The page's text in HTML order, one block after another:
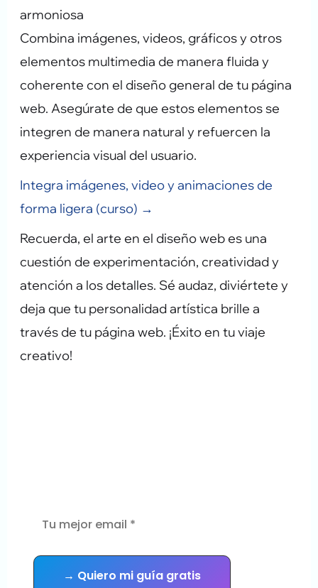
armoniosa
Combina imágenes, videos, gráficos y otros
elementos multimedia de manera fluida y
coherente con el diseño general de tu página
web. Asegúrate de que estos elementos se
integren de manera natural y refuercen la
experiencia visual del usuario.
Integra imágenes, video y animaciones de
forma ligera (curso) →
Recuerda, el arte en el diseño web es una
cuestión de experimentación, creatividad y
atención a los detalles. Sé audaz, diviértete y
deja que tu personalidad artística brille a
través de tu página web. ¡Éxito en tu viaje
creativo!